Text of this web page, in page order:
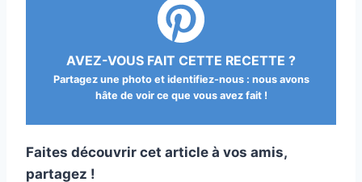
AVEZ-VOUS FAIT CETTE RECETTE ?
Partagez une photo et identifiez-nous : nous avons
hâte de voir ce que vous avez fait !
Faites découvrir cet article à vos amis,
partagez !